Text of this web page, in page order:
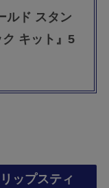
ルド スタン
キット』5
ップスティ